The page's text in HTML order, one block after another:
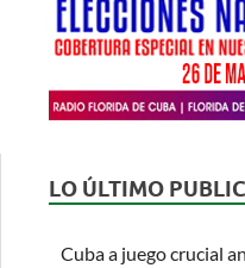
LO ÚLTIMO
Cuba a juego crucial